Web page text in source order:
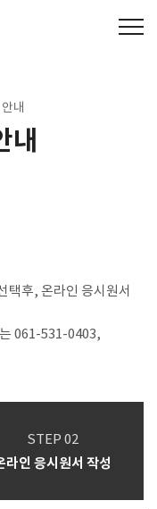
내
내
택후, 온라인 응시원서
061-531-0403,
STEP 02
라인 응시원서 작성